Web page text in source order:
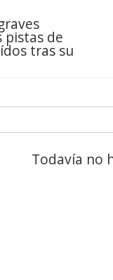
pistas de
tras su
Todavía no